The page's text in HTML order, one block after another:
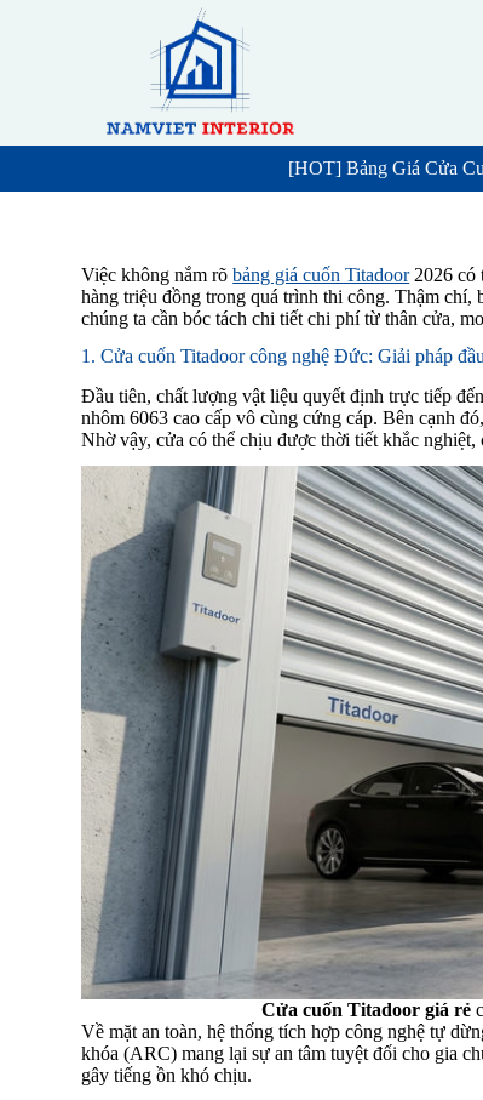
n
[HOT] Bảng Giá Cửa
Việc không nắm rõbảng giá cuốn Titadoor2026 có
hàng triệu đồng trong quá trình thi công. Thậm chí,
chúng ta cần bóc tách chi tiết chi phí từ thân cửa,
1. Cửa cuốn Titadoor công nghệ Đức: Giải pháp
Đầu tiên, chất lượng vật liệu quyết định trực tiếp
nhôm 6063 cao cấp vô cùng cứng cáp. Bên cạnh
Nhờ vậy, cửa có thể chịu được thời tiết khắc
Cửa cuốn Titadoor giá rẻ
Về mặt an toàn, hệ thống tích hợp công nghệ tự
khóa (ARC) mang lại sự an tâm tuyệt đối cho gia
gây tiếng ồn khó chịu.